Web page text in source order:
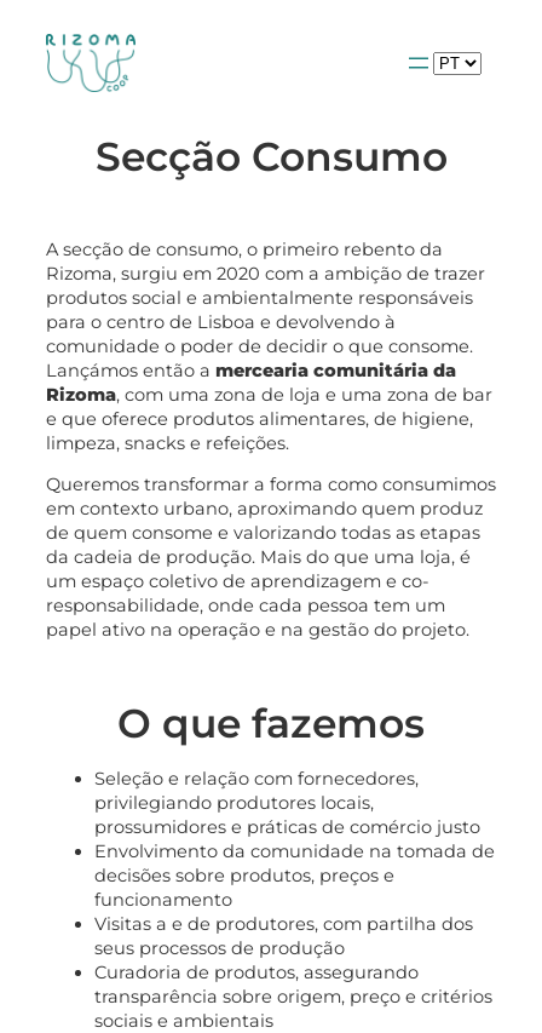
Escolha
Secção Consumo
A secção de consumo, o primeiro rebento da
Rizoma, surgiu em 2020 com a ambição de trazer
produtos social e ambientalmente responsáveis
para o centro de Lisboa e devolvendo à
comunidade o poder de decidir o que consome.
Lançámos então a mercearia comunitária da
Rizoma, com uma zona de loja e uma zona de bar
e que oferece produtos alimentares, de higiene,
limpeza, snacks e refeições.
Queremos transformar a forma como consumimos
em contexto urbano, aproximando quem produz
de quem consome e valorizando todas as etapas
da cadeia de produção. Mais do que uma loja, é
um espaço coletivo de aprendizagem e co-
responsabilidade, onde cada pessoa tem um
papel ativo na operação e na gestão do projeto.
O que fazemos
Seleção e relação com fornecedores,
privilegiando produtores locais,
prossumidores e práticas de comércio justo
Envolvimento da comunidade na tomada de
decisões sobre produtos, preços e
funcionamento
Visitas a e de produtores, com partilha dos
seus processos de produção
Curadoria de produtos, assegurando
transparência sobre origem, preço e critérios
sociais e ambientais